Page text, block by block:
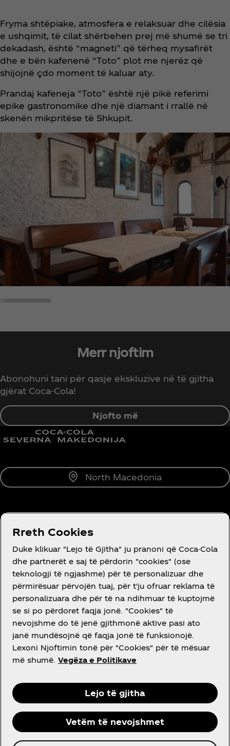
Fryma shtëpiake, atmosfera e relaksuar dhe cilësia
e ushqimit, të cilat shërbehen prej më shumë se tri
dekadash, është “magneti” që tërheq mysafirët
dhe e bën kafenenë “Toto” plot me njerëz që
shijojnë çdo moment të kaluar aty.
Prandaj kafeneja “Toto” është një pikë referimi
epike gastronomike dhe një diamant i rrallë në
skenën mikpritëse të Shkupit.
Merr njoftim
Abonohuni tani për qasje ekskluzive në të gjitha
gjërat Coca‑Cola!
Njofto më
North Macedonia
RRETH NESH
DO NDIHMË?
LIGJORE
Rreth Cookies
Duke klikuar "Lejo të Gjitha" ju pranoni që Coca-Cola
dhe partnerët e saj të përdorin "cookies" (ose
teknologji të ngjashme) për të personalizuar dhe
përmirësuar përvojën tuaj, për t'ju ofruar reklama të
personalizuara dhe për të na ndihmuar të kuptojmë
se si po përdoret faqja jonë. "Cookies" të
nevojshme do të jenë gjithmonë aktive pasi ato
janë mundësojnë që faqja jonë të funksionojë.
Lexoni Njoftimin tonë për "Cookies" për të mësuar
më shumë. Vegëza e Politikave
Lejo të gjitha
Vetëm të nevojshmet